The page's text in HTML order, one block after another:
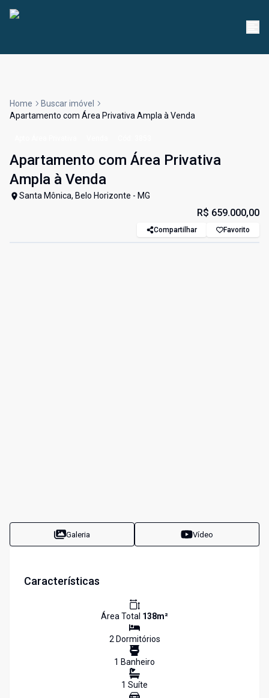
Home
Buscar imóvel
Apartamento com Área Privativa Ampla à Venda
Apartamento com Área Privativa
Ampla à Venda
Santa Mônica, Belo Horizonte - MG
R$ 659.000,00
Compartilhar Favorito
Galeria Vídeo
Características
Área Total 138m²
2Dormitórios
1 Banheiro
1 Suíte